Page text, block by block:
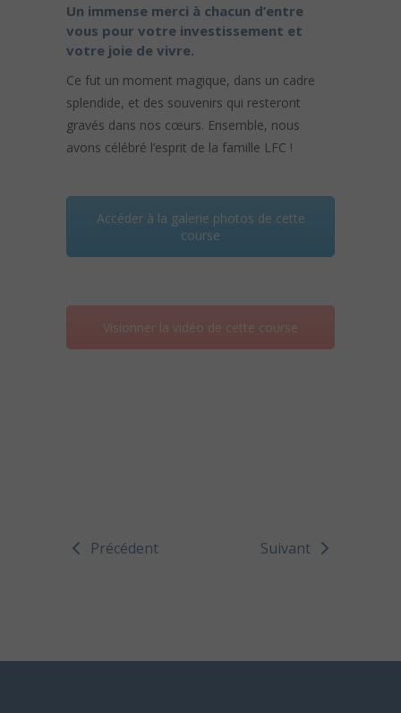
Un immense merci à chacun d’entre
vous pour votre investissement et
votre joie de vivre.
Ce fut un moment magique, dans un cadre
splendide, et des souvenirs qui resteront
gravés dans nos cœurs. Ensemble, nous
avons célébré l’esprit de la famille LFC !
Accéder à la galerie photos de cette
course
Visionner la vidéo de cette course
Précédent Suivant